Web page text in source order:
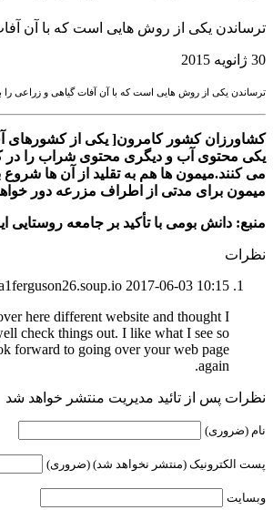
ترساندن یکی از روش هایی است که با آن
30 ژانویه 2015
ترساندن یکی از روش هایی است که با آن آفات گیاهی و زراعی را
کشاورزان کشور کامرون[ یکی از کشورهای
یکی محتوی آب و دیگری محتوی شراب را در
می کنند.میمون ها هم به تقلید از آن ها
میمون برای مدتی از اطراف مزرعه دور
منبع: دانش بومی با تأکید بر جامعه روستایی
نظرات
2017-06-03 10:15
here different website and thought I
check things out. I like what I see so
forward to going over your web page
again.
نظرات پس از تائید مدیریت منتشر خواهد شد
نام (ضروری)
پست الکترونیک (منتشر نخواهد شد) (ضروری)
وبسایت